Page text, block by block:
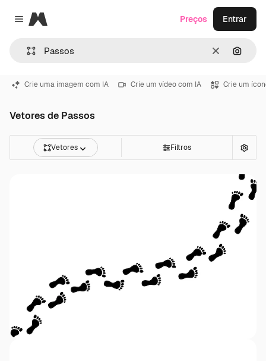
Close menu
Magnific
Limpar
Preços Entrar
Crie uma imagem com IA Crie um vídeo com IA Crie um
Vetores de Passos
Vetores Filtros